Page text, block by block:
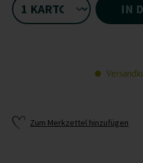
IN
Zum Merkzettel hinzufügen